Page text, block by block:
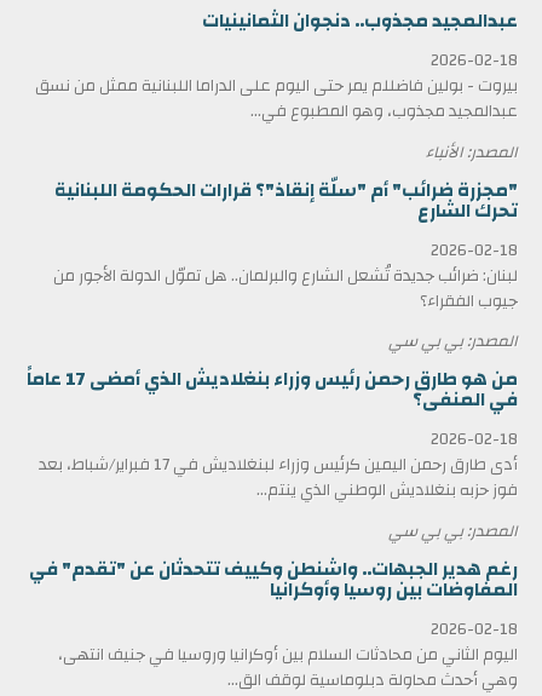
عبدالمجيد مجذوب.. دنجوان الثمانينيات
2026-02-18
بيروت - بولين فاضللم يمر حتى اليوم على الدراما اللبنانية ممثل من نسق
عبدالمجيد مجذوب، وهو المطبوع في...
المصدر: الأنباء
"مجزرة ضرائب" أم "سلّة إنقاذ"؟ قرارات الحكومة اللبنانية
تحرك الشارع
2026-02-18
لبنان: ضرائب جديدة تُشعل الشارع والبرلمان.. هل تموّل الدولة الأجور من
جيوب الفقراء؟
المصدر: بي بي سي
من هو طارق رحمن رئيس وزراء بنغلاديش الذي أمضى 17 عاماً
في المنفى؟
2026-02-18
أدى طارق رحمن اليمين كرئيس وزراء لبنغلاديش في 17 فبراير/شباط، بعد
فوز حزبه بنغلاديش الوطني الذي ينتم...
المصدر: بي بي سي
رغم هدير الجبهات.. واشنطن وكييف تتحدثان عن "تقدم" في
المفاوضات بين روسيا وأوكرانيا
2026-02-18
اليوم الثاني من محادثات السلام بين أوكرانيا وروسيا في جنيف انتهى،
وهي أحدث محاولة دبلوماسية لوقف الق...